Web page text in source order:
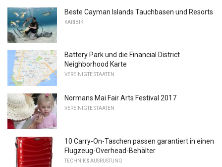
Beste Cayman Islands Tauchbasen und Resorts
KARIBIK
Battery Park und die Financial District
Neighborhood Karte
VEREINIGTE STAATEN
Normans Mai Fair Arts Festival 2017
VEREINIGTE STAATEN
10 Carry-On-Taschen passen garantiert in einen
Flugzeug-Overhead-Behälter
TECHNIK & AUSRÜSTUNG